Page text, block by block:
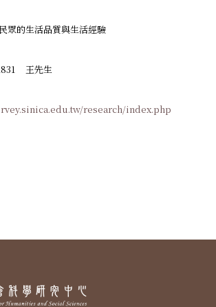
眾的生活品質與生活經驗
王先生
research/index.php